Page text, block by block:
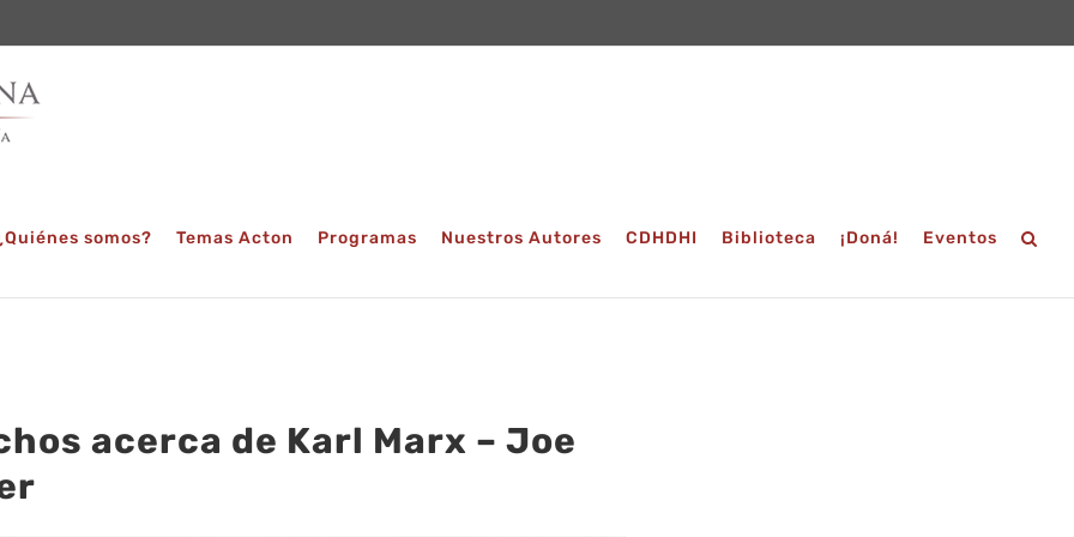
somos? Temas Acton Programas Nuestros Autores CDHDHI Biblioteca ¡Doná! Eventos
acerca de Karl Marx – Joe